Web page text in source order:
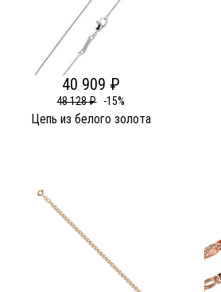
40 909 ₽
48 128 ₽ -15%
Цепь из белого золота